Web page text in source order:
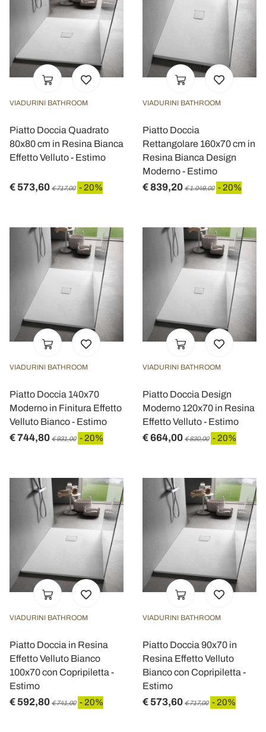
VIADURINI BATHROOM
Piatto Doccia Quadrato
80x80 cm in Resina Bianca
Effetto Velluto - Estimo
€ 573,60 € 717,00 - 20%
VIADURINI BATHROOM
Piatto Doccia
Rettangolare 160x70 cm in
Resina Bianca Design
Moderno - Estimo
€ 839,20 € 1.049,00 - 20%
VIADURINI BATHROOM
Piatto Doccia 140x70
Moderno in Finitura Effetto
Velluto Bianco - Estimo
€ 744,80 € 931,00 - 20%
VIADURINI BATHROOM
Piatto Doccia Design
Moderno 120x70 in Resina
Effetto Velluto - Estimo
€ 664,00 € 830,00 - 20%
VIADURINI BATHROOM
Piatto Doccia in Resina
Effetto Velluto Bianco
100x70 con Copripiletta -
Estimo
€ 592,80 € 741,00 - 20%
VIADURINI BATHROOM
Piatto Doccia 90x70 in
Resina Effetto Velluto
Bianco con Copripiletta -
Estimo
€ 573,60 € 717,00 - 20%